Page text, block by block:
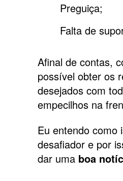
Preguiça;
Falta de
Afinal de contas,
possível obter os
desejados com
empecilhos na
Eu entendo como
desafiador e por
dar uma boa